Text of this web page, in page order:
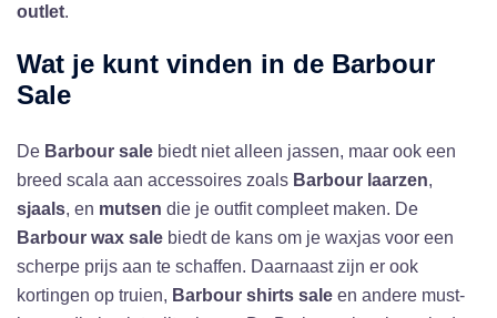
outlet.
Wat je kunt vinden in de Barbour
Sale
De Barbour sale biedt niet alleen jassen, maar ook een
breed scala aan accessoires zoals Barbour laarzen,
sjaals, en mutsen die je outfit compleet maken. De
Barbour wax sale biedt de kans om je waxjas voor een
scherpe prijs aan te schaffen. Daarnaast zijn er ook
kortingen op truien, Barbour shirts sale en andere must-